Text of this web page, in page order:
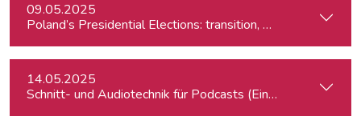
09.05.2025
Poland’s Presidential Elections: transition, migration, war,
14.05.2025
Schnitt- und Audiotechnik für Podcasts (Einsteiger:innen)